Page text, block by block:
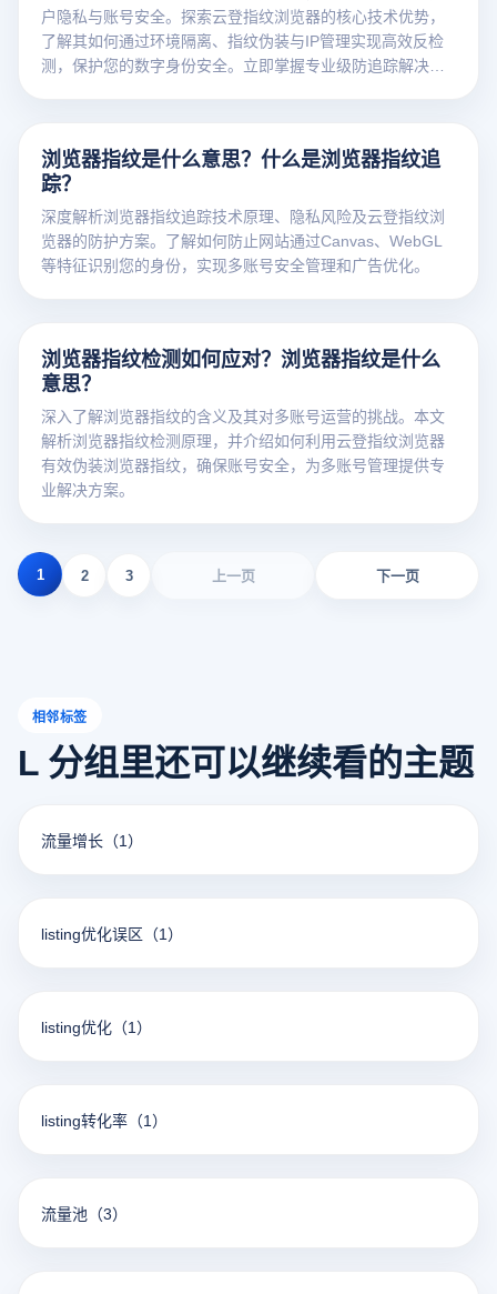
户隐私与账号安全。探索云登指纹浏览器的核心技术优势，
了解其如何通过环境隔离、指纹伪装与IP管理实现高效反检
测，保护您的数字身份安全。立即掌握专业级防追踪解决方
浏览器指纹是什么意思？什么是浏览器指纹追
踪？
深度解析浏览器指纹追踪技术原理、隐私风险及云登指纹浏
览器的防护方案。了解如何防止网站通过Canvas、WebGL
等特征识别您的身份，实现多账号安全管理和广告优化。
浏览器指纹检测如何应对？浏览器指纹是什么
意思？
深入了解浏览器指纹的含义及其对多账号运营的挑战。本文
解析浏览器指纹检测原理，并介绍如何利用云登指纹浏览器
有效伪装浏览器指纹，确保账号安全，为多账号管理提供专
业解决方案。
上一页
1 2 3 下一页
相邻标签
L 分组里还可以继续看的主题
流量增长 （1）
listing优化误区 （1）
listing优化 （1）
listing转化率 （1）
流量池 （3）